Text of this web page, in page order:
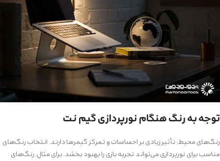
توجه به رنگ‌ هنگام نورپردازی گیم نت
رنگ‌های محیط، تأثیر زیادی بر احساسات و تمرکز گیمرها دارند. انتخاب رنگ‌های
مناسب برای نورپردازی می‌تواند تجربه بازی را بهبود بخشد. برای مثال، رنگ‌های